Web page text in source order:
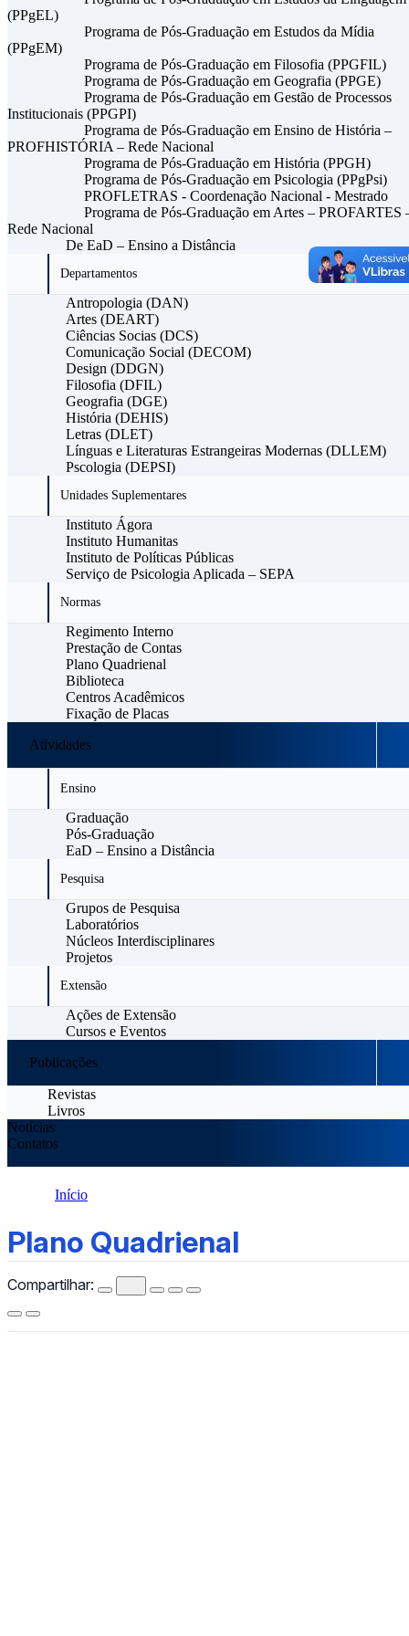
(PPgEL)
Programa de Pós-Graduação em Estudos da Mídia
(PPgEM)
Programa de Pós-Graduação em Filosofia (PPGFIL)
Programa de Pós-Graduação em Geografia (PPGE)
Programa de Pós-Graduação em Gestão de Processos
Institucionais (PPGPI)
Programa de Pós-Graduação em Ensino de História –
PROFHISTÓRIA – Rede Nacional
Programa de Pós-Graduação em História (PPGH)
Programa de Pós-Graduação em Psicologia (PPgPsi)
PROFLETRAS - Coordenação Nacional - Mestrado
Programa de Pós-Graduação em Artes – PROFARTES
Rede Nacional
De EaD – Ensino a Distância
Departamentos
Antropologia (DAN)
Artes (DEART)
Ciências Socias (DCS)
Comunicação Social (DECOM)
Design (DDGN)
Filosofia (DFIL)
Geografia (DGE)
História (DEHIS)
Letras (DLET)
Línguas e Literaturas Estrangeiras Modernas (DLLEM)
Pscologia (DEPSI)
Unidades Suplementares
Instituto Ágora
Instituto Humanitas
Instituto de Políticas Públicas
Serviço de Psicologia Aplicada – SEPA
Normas
Regimento Interno
Prestação de Contas
Plano Quadrienal
Biblioteca
Centros Acadêmicos
Fixação de Placas
Atividades
Ensino
Graduação
Pós-Graduação
EaD – Ensino a Distância
Pesquisa
Grupos de Pesquisa
Laboratórios
Núcleos Interdisciplinares
Projetos
Extensão
Ações de Extensão
Cursos e Eventos
Publicações
Revistas
Livros
Notícias
Contatos
Início
Plano Quadrienal
Compartilhar: